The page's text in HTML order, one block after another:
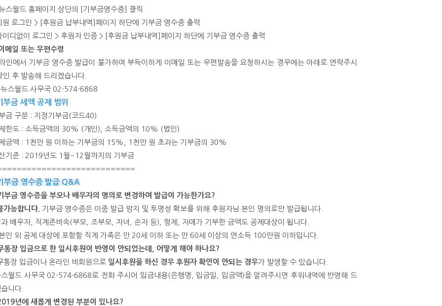
스월드 홈페이지 상단의 [기부금영수증] 클릭
로그인 > [후원금 납부내역]페이지 하단에 기부금 영수증 출력
디없이 로그인 > 후원자 인증 > [후원금 납부내역]페이지 하단에 기부금 영수증 출력
메일 또는 우편수령
인에서 기부금 영수증 발급이 불가하여 부득이하게 이메일 또는 우편발송을 요청하시는 경우에는 아래로 연락주시
인 후 발송해 드리겠습니다.
스월드 사무국 02-574-6868
부금 세액 공제 범위
금 구분 : 지정기부금(코드40)
한도 : 소득금액의 30% (개인), 소득금액의 10% (법인)
금액 : 1천만 원 이하는 기부금의 15%, 1천만 원 초과는 기부금의 30%
기준 : 2019년도 1월~12월까지의 기부금
부금 영수증 발급 Q&A
부금 영수증을 부모나 배우자의 명의로 변경하여 발급이 가능한가요?
가능합니다. 기부금 영수증은 이중 발급 방지 및 투명성 확보를 위해 후원자님 본인 명의로만 발급됩니다.
배우자, 직계존비속(부모, 조부모, 자녀, 손자 등), 형제, 자매가 기부한 금액도 공제대상이 됩니다.
인 외 공제 대상에 포함할 직계 가족은 만 20세 이하 또는 만 60세 이상의 연소득 100만원 이하입니다.
통장 입금으로 한 일시후원이 반영이 안되었는데, 어떻게 해야 하나요?
통장 입금이나 온라인 비회원으로 일시후원을 하신 경우 후원자 확인이 안되는 경우가 발생할 수 있습니다.
스월드 사무국 02-574-6868로 전화 주시어 입금내용(은행명, 입금일, 입금액)을 알려주시면 후워내역에 반영해 드
니다.
년에 새롭게 변경된 부분이 있나요?